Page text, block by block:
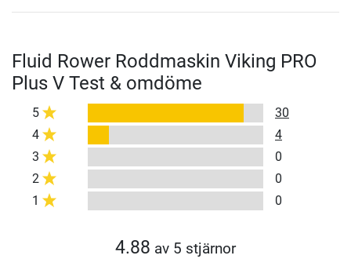
Fluid Rower Roddmaskin Viking PRO
Plus V Test & omdöme
5
30
4
4
3
0
2
0
1
0
4.88 av 5 stjärnor